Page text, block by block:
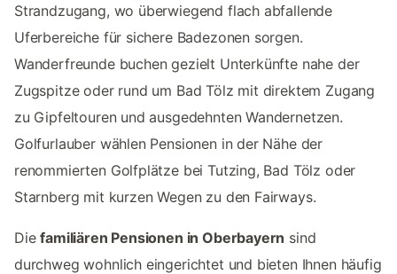
Strandzugang, wo überwiegend flach abfallende
Uferbereiche für sichere Badezonen sorgen.
Wanderfreunde buchen gezielt Unterkünfte nahe der
Zugspitze oder rund um Bad Tölz mit direktem Zugang
zu Gipfeltouren und ausgedehnten Wandernetzen.
Golfurlauber wählen Pensionen in der Nähe der
renommierten Golfplätze bei Tutzing, Bad Tölz oder
Starnberg mit kurzen Wegen zu den Fairways.
Diefamiliären Pensionen in Oberbayern sind
durchweg wohnlich eingerichtet und bieten Ihnen häufig